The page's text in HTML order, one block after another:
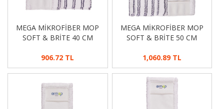
MEGA MİKROFİBER MOP
SOFT & BRİTE 40 CM
906.72 TL
MEGA MİKROFİBER MOP
SOFT & BRİTE 50 CM
1,060.89 TL